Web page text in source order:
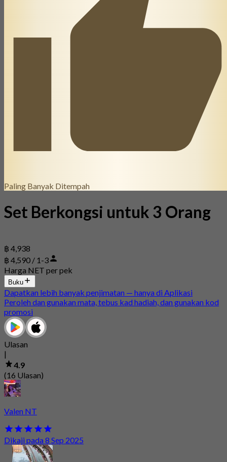
Paling Banyak Ditempah
Set Berkongsi untuk 3 Orang
฿ 4,938
฿ 4,590 / 1-3
Harga NET per pek
Buku
Dapatkan lebih banyak penjimatan — hanya di Aplikasi
Peroleh dan gunakan mata, tebus kad hadiah, dan gunakan kod
promosi
Ulasan
|
4.9
(16 Ulasan)
Valen NT
Dikaji pada 8 Sep 2025